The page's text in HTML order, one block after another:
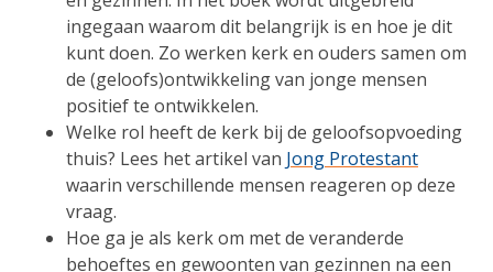
ingegaan waarom dit belangrijk is en hoe je dit
kunt doen. Zo werken kerk en ouders samen om
de (geloofs)ontwikkeling van jonge mensen
positief te ontwikkelen.
Welke rol heeft de kerk bij de geloofsopvoeding
thuis? Lees het artikel van Jong Protestant
waarin verschillende mensen reageren op deze
vraag.
Hoe ga je als kerk om met de veranderde
behoeftes en gewoonten van gezinnen na een